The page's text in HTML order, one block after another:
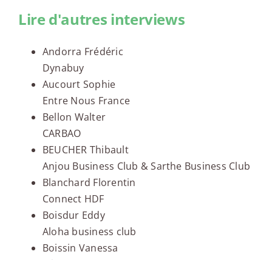
Lire d'autres interviews
Andorra Frédéric
Dynabuy
Aucourt Sophie
Entre Nous France
Bellon Walter
CARBAO
BEUCHER Thibault
Anjou Business Club & Sarthe Business Club
Blanchard Florentin
Connect HDF
Boisdur Eddy
Aloha business club
Boissin Vanessa